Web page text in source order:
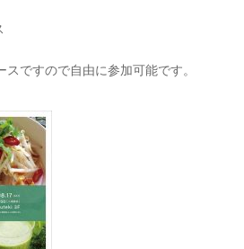
ですので自由に参加可能です。